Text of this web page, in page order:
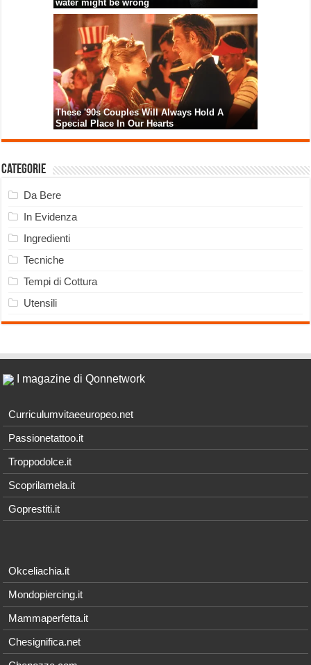
Categorie
Da Bere
In Evidenza
Ingredienti
Tecniche
Tempi di Cottura
Utensili
I magazine di Qonnetwork
Curriculumvitaeeuropeo.net
Passionetattoo.it
Troppodolce.it
Scoprilamela.it
Goprestiti.it
Okceliachia.it
Mondopiercing.it
Mammaperfetta.it
Chesignifica.net